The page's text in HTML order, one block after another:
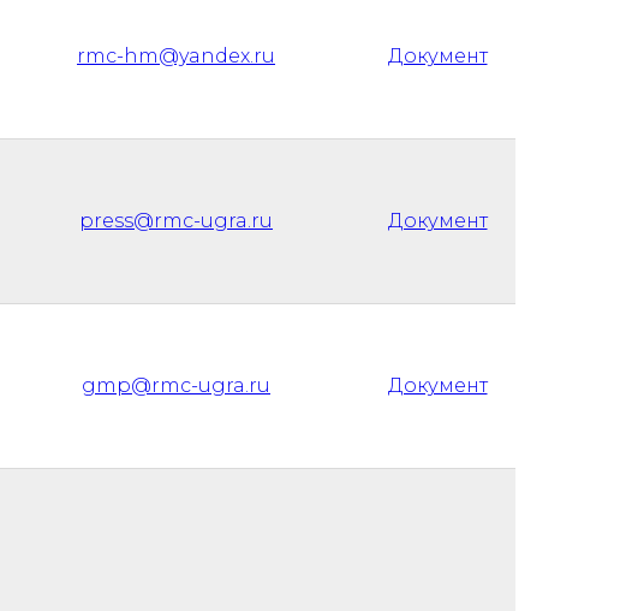
rmc-hm@yandex.ru Документ
press@rmc-ugra.ru Документ
gmp@rmc-ugra.ru Документ